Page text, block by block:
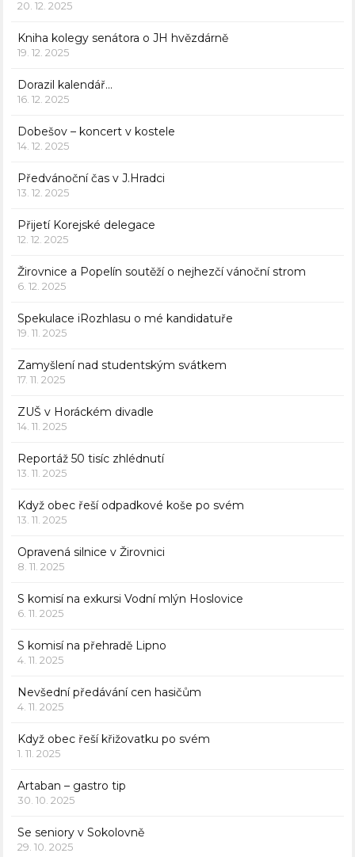
20. 12. 2025
Kniha kolegy senátora o JH hvězdárně
19. 12. 2025
Dorazil kalendář…
16. 12. 2025
Dobešov – koncert v kostele
14. 12. 2025
Předvánoční čas v J.Hradci
13. 12. 2025
Přijetí Korejské delegace
12. 12. 2025
Žirovnice a Popelín soutěží o nejhezčí vánoční strom
6. 12. 2025
Spekulace iRozhlasu o mé kandidatuře
19. 11. 2025
Zamyšlení nad studentským svátkem
17. 11. 2025
ZUŠ v Horáckém divadle
14. 11. 2025
Reportáž 50 tisíc zhlédnutí
13. 11. 2025
Když obec řeší odpadkové koše po svém
13. 11. 2025
Opravená silnice v Žirovnici
8. 11. 2025
S komisí na exkursi Vodní mlýn Hoslovice
6. 11. 2025
S komisí na přehradě Lipno
4. 11. 2025
Nevšední předávání cen hasičům
4. 11. 2025
Když obec řeší křižovatku po svém
1. 11. 2025
Artaban – gastro tip
30. 10. 2025
Se seniory v Sokolovně
29. 10. 2025